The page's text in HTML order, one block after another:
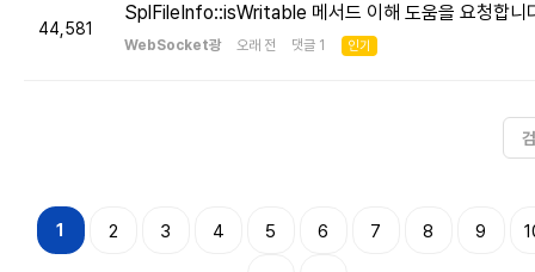
44,581
SplFileInfo::isWritable 메서드 이해 도움을 요청합니
WebSocket광 오래 전 댓글 1 인기
1 2 3 4 5 6 7 8 9